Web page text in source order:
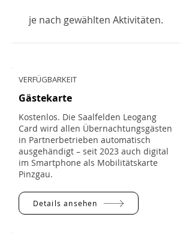
je nach gewählten Aktivitäten.
VERFÜGBARKEIT
Gästekarte
Kostenlos. Die Saalfelden Leogang
Card wird allen Übernachtungsgästen
in Partnerbetrieben automatisch
ausgehändigt – seit 2023 auch digital
im Smartphone als Mobilitätskarte
Pinzgau.
Details ansehen